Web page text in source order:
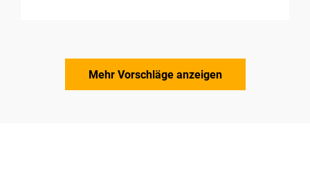
Mehr Vorschläge anzeigen